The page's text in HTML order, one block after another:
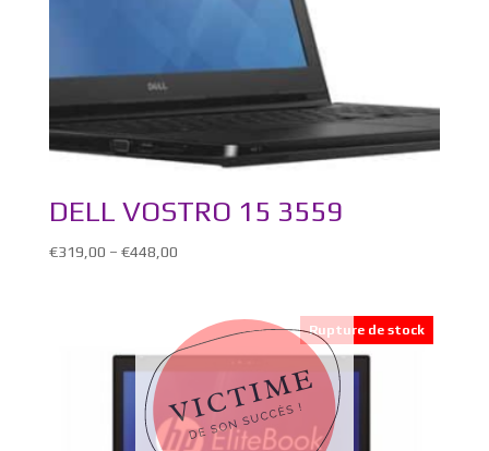
DELL VOSTRO 15 3559
€319,00 – €448,00
Rupture de stock